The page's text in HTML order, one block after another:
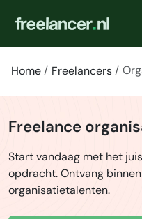
Home Freelancers
Freelance
Start vandaag met het
opdracht. Ontvang
organisatietalenten.